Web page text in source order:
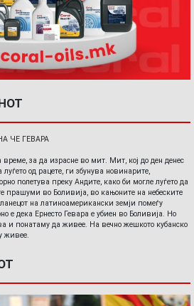
ЧЕ ГЕВАРА
време, за да израсне во мит. Мит, кој до ден денес
од рацете, ги збунува новинарите,
полетува преку Андите, како би могле луѓето да
прашуми во Боливија, во кањоните на небеските
на латиноамерикански земји помеѓу
е дека Ернесто Гевара е убиен во Боливија. Но
и понатаму да живее. На вечно жешкото кубанско
живее.